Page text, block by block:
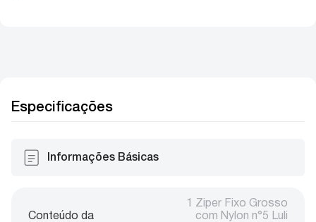
Especificações
Informações Básicas
Conteúdo da
1 Ziper Fixo Grosso
com Nylon n°5 Luli